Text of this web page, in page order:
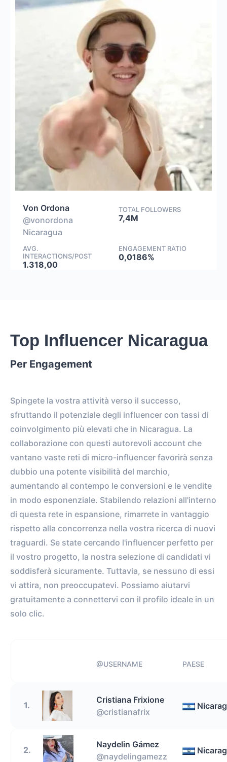
Von Ordona
@vonordona
Nicaragua
TOTAL FOLLOWERS
7,4M
AVG.
INTERACTIONS/POST
1.318,00
ENGAGEMENT RATIO
0,0186%
Top Influencer Nicaragua
Per Engagement
Spingete la vostra attività verso il successo,
sfruttando il potenziale degli influencer con tassi di
coinvolgimento più elevati che in Nicaragua. La
collaborazione con questi autorevoli account che
vantano vaste reti di micro-influencer favorirà senza
dubbio una potente visibilità del marchio,
aumentando al contempo le conversioni e le vendite
in modo esponenziale. Stabilendo relazioni all'interno
di questa rete in espansione, rimarrete in vantaggio
rispetto alla concorrenza nella vostra ricerca di nuovi
traguardi. Se state cercando l'influencer perfetto per
il vostro progetto, la nostra selezione di candidati vi
soddisferà sicuramente. Tuttavia, se nessuno di essi
vi attira, non preoccupatevi. Possiamo aiutarvi
gratuitamente a connettervi con il profilo ideale in un
solo clic.
@USERNAME PAESE
1.
Cristiana Frixione
@cristianafrix
2.
Naydelin Gámez
@naydelingamezz